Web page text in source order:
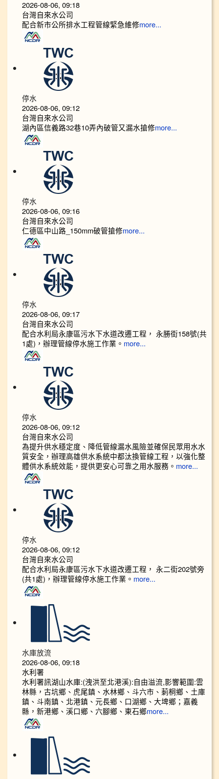
2026-08-06, 09:18
台灣自來水公司
配合新市公所排水工程管線緊急維修more...
停水
2026-08-06, 09:12
台灣自來水公司
湖內區信義路32巷10弄內破管又漏水搶修more...
停水
2026-08-06, 09:16
台灣自來水公司
仁德區中山路_150mm破管搶修more...
停水
2026-08-06, 09:17
台灣自來水公司
配合水利局永康區污水下水道改遷工程， 永勝街158號(共
1處)，辦理管線停水施工作業。 more...
停水
2026-08-06, 09:12
台灣自來水公司
為提升供水穩定度、降低管線漏水風險並確保民眾用水水
質安全，辦理高雄供水系統中都汰換管線工程，以強化整
體供水系統效能，提供更安心可靠之用水服務。 more...
停水
2026-08-06, 09:12
台灣自來水公司
配合水利局永康區污水下水道改遷工程， 永二街202號旁
(共1處)，辦理管線停水施工作業。 more...
水庫放流
2026-08-06, 09:18
水利署
水利署訊湖山水庫:(洩洪至北港溪):自由溢流,影響範圍:雲
林縣，古坑鄉、虎尾鎮、水林鄉、斗六市、莿桐鄉、土庫
鎮、斗南鎮、北港鎮、元長鄉、口湖鄉、大埤鄉；嘉義
縣，新港鄉、溪口鄉、六腳鄉、東石鄉more...